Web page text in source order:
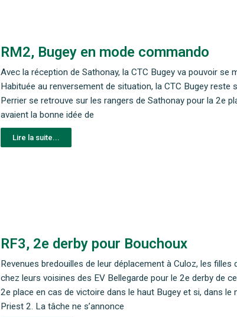
RM2, Bugey en mode commando
Avec la réception de Sathonay, la CTC Bugey va pouvoir
Habituée au renversement de situation, la CTC Bugey
Perrier se retrouve sur les rangers de Sathonay pour la 2e
avaient la bonne idée de
Lire la suite...
RF3, 2e derby pour Bouchoux
Revenues bredouilles de leur déplacement à Culoz, les
chez leurs voisines des EV Bellegarde pour le 2e derby de
2e place en cas de victoire dans le haut Bugey et si, dans
Priest 2. La tâche ne s’annonce